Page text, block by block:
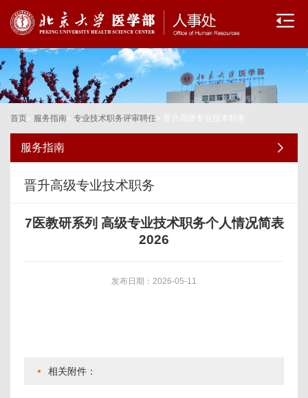
首页 服务指南 专业技术职务评审聘任 » 晋升高级专业技术职务
服务指南
晋升高级专业技术职务
7医教研系列 高级专业技术职务个人情况简表
2026
发布日期：2026-05-11
相关附件：